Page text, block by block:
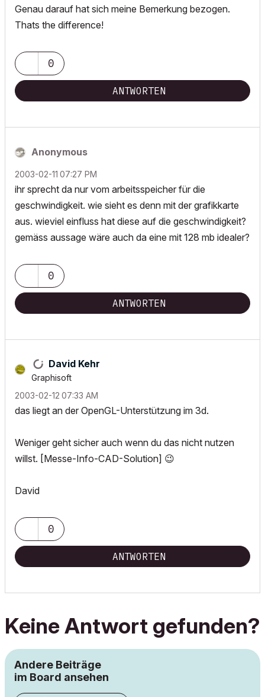
Genau darauf hat sich meine Bemerkung bezogen.
Thats the difference!
0
ANTWORTEN
Anonymous
‎2003-02-11 07:27 PM
ihr sprecht da nur vom arbeitsspeicher für die
geschwindigkeit. wie sieht es denn mit der grafikkarte
aus. wieviel einfluss hat diese auf die geschwindigkeit?
gemäss aussage wäre auch da eine mit 128 mb idealer?
0
ANTWORTEN
David Kehr
Graphisoft
‎2003-02-12 07:33 AM
das liegt an der OpenGL-Unterstützung im 3d.
Weniger geht sicher auch wenn du das nicht nutzen
willst. [Messe-Info-CAD-Solution] 😉
David
0
ANTWORTEN
Keine Antwort gefunden?
Andere Beiträge
im Board ansehen